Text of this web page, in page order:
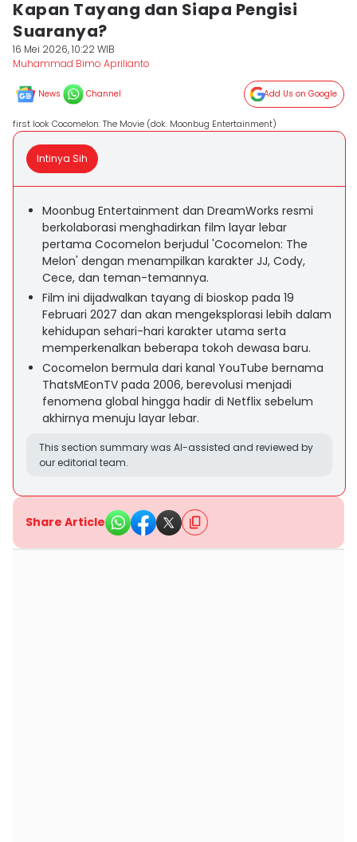
Kapan Tayang dan Siapa Pengisi
Suaranya?
16 Mei 2026, 10:22 WIB
Muhammad Bimo Aprilianto
News Channel Add Us on Google
first look Cocomelon: The Movie (dok. Moonbug Entertainment)
Intinya Sih
Moonbug Entertainment dan DreamWorks resmi
berkolaborasi menghadirkan film layar lebar
pertama Cocomelon berjudul 'Cocomelon: The
Melon' dengan menampilkan karakter JJ, Cody,
Cece, dan teman-temannya.
Film ini dijadwalkan tayang di bioskop pada 19
Februari 2027 dan akan mengeksplorasi lebih dalam
kehidupan sehari-hari karakter utama serta
memperkenalkan beberapa tokoh dewasa baru.
Cocomelon bermula dari kanal YouTube bernama
ThatsMEonTV pada 2006, berevolusi menjadi
fenomena global hingga hadir di Netflix sebelum
akhirnya menuju layar lebar.
This section summary was AI-assisted and reviewed by
our editorial team.
Share Article